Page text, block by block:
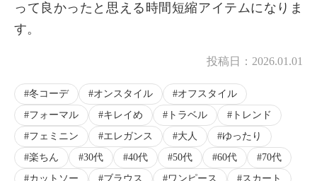
って良かったと思える時間短縮アイテムになりま
す。
投稿日： 2026.01.01
冬コーデ オンスタイル
オフスタイル
フォーマル
キレイめ トラベル
トレンド
フェミニン
エレガンス 大人
ゆったり
楽ちん
30代 40代 50代 60代
70代
カットソー
ブラウス ワンピース
スカート